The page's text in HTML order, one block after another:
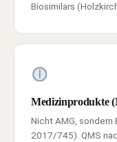
Biosimilars
Medizinprodukte
Nicht AMG, sondern
2017/745). QMS